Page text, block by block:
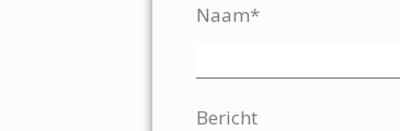
Naam*
Bericht